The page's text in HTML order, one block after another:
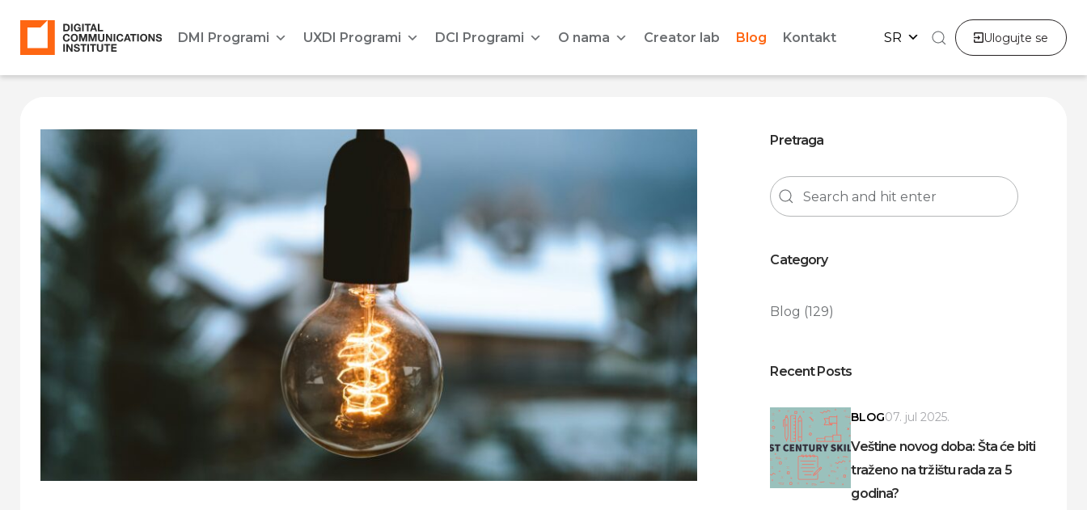
DMI Programi UXDI Programi DCI Programi O nama Creator lab Blog Kontakt SR Ulogujte se
Pretraga
Category
Blog (129)
Recent Posts
BLOG07. jul 2025.
Veštine novog doba: Šta će biti
traženo na tržištu rada za 5
godina?